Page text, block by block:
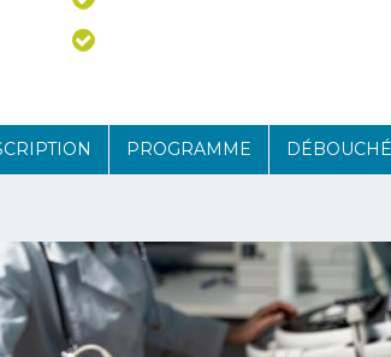
PROGRAMME